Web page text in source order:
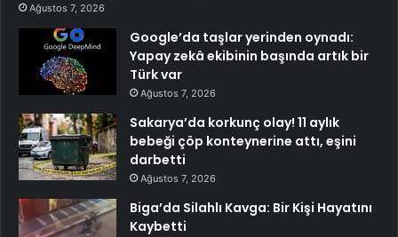
Ağustos 7, 2026
Google’da taşlar yerinden oynadı:
Yapay zekâ ekibinin başında artık bir
Türk var
Ağustos 7, 2026
Sakarya’da korkunç olay! 11 aylık
bebeği çöp konteynerine attı, eşini
darbetti
Ağustos 7, 2026
Biga’da Silahlı Kavga: Bir Kişi Hayatını
Kaybetti